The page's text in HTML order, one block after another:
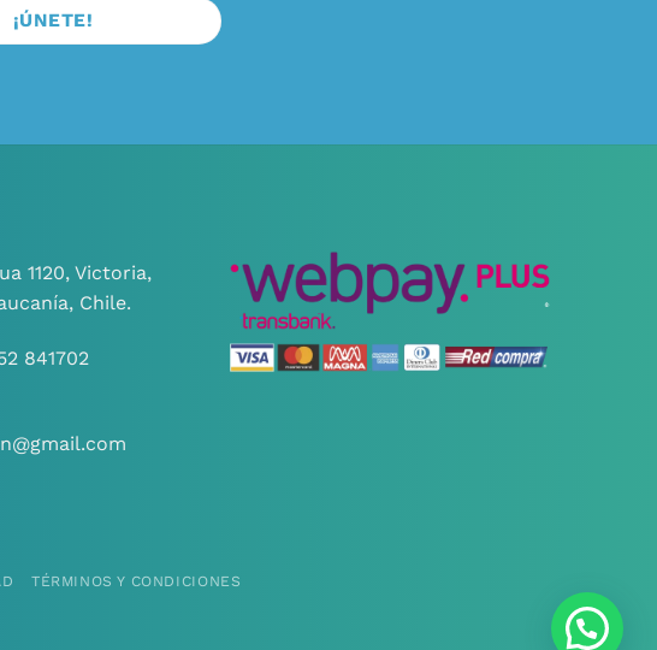
1120, Victoria,
Chile.
841702
TÉRMINOS Y CONDICIONES